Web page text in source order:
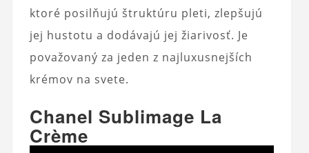
ktoré posilňujú štruktúru pleti, zlepšujú
jej hustotu a dodávajú jej žiarivosť. Je
považovaný za jeden z najluxusnejších
krémov na svete.
Chanel Sublimage La
Crème